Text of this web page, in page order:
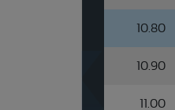
10.80
10.90
11.00